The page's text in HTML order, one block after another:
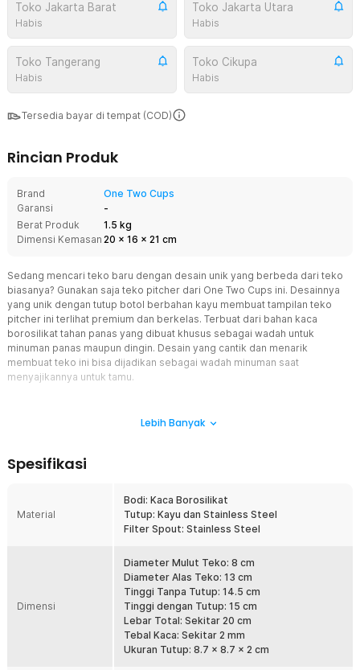
Toko Jakarta Barat
Habis
Toko Jakarta Utara
Habis
Toko Tangerang
Habis
Toko Cikupa
Habis
Tersedia bayar di tempat (COD)
Rincian Produk
Brand
One Two Cups
Garansi
-
Berat Produk
1.5 kg
Dimensi Kemasan 20 x 16 x 21 cm
Sedang mencari teko baru dengan desain unik yang berbeda dari teko
biasanya? Gunakan saja teko pitcher dari One Two Cups ini. Desainnya
yang unik dengan tutup botol berbahan kayu membuat tampilan teko
pitcher ini terlihat premium dan berkelas. Terbuat dari bahan kaca
borosilikat tahan panas yang dibuat khusus sebagai wadah untuk
minuman panas maupun dingin. Desain yang cantik dan menarik
membuat teko ini bisa dijadikan sebagai wadah minuman saat
menyajikannya untuk tamu.
menarik karena Anda dapat melihat isi teko di dalamnya dengan
maupun penggunaan sehari-hari.
Kapasitas Isi Besar 1.1 L
Dengan kapasitas 1.1 L, teko pitcher ini mampu menampung air
menyeduh teh, kopi, atau berbagai minuman lainnya. Kapasitas
yang besar memungkinkan Anda menyajikan minuman ke beberapa
gelas sekaligus, sehingga lebih praktis dan efisien, baik saat
menjamu tamu, digunakan bersama keluarga, maupun untuk
kebutuhan sehari-hari di rumah.
Tahan Panas dan Dingin
Terbuat dari bahan kaca borosilikat tahan panas sehingga tidak
Lebih Banyak
Spesifikasi
Material
Bodi: Kaca Borosilikat
Tutup: Kayu dan Stainless Steel
Filter Spout: Stainless Steel
Dimensi
Diameter Mulut Teko: 8 cm
Diameter Alas Teko: 13 cm
Tinggi Tanpa Tutup: 14.5 cm
Tinggi dengan Tutup: 15 cm
Lebar Total: Sekitar 20 cm
Tebal Kaca: Sekitar 2 mm
Ukuran Tutup: 8.7 x 8.7 x 2 cm